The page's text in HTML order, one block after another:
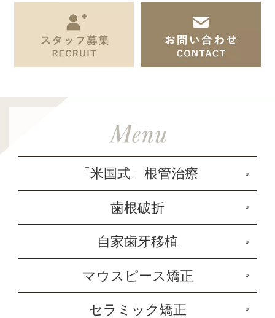
「米国式」根管治療
歯根破折
自家歯牙移植
マウスピース矯正
セラミック矯正